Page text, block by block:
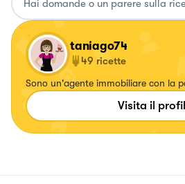
taniago74
49 ricette
Sono un'agente immobiliare con la
Visita il